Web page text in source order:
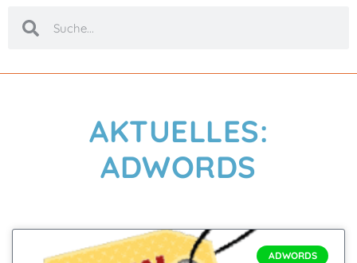
AKTUELLES:
ADWORDS
ADWORDS